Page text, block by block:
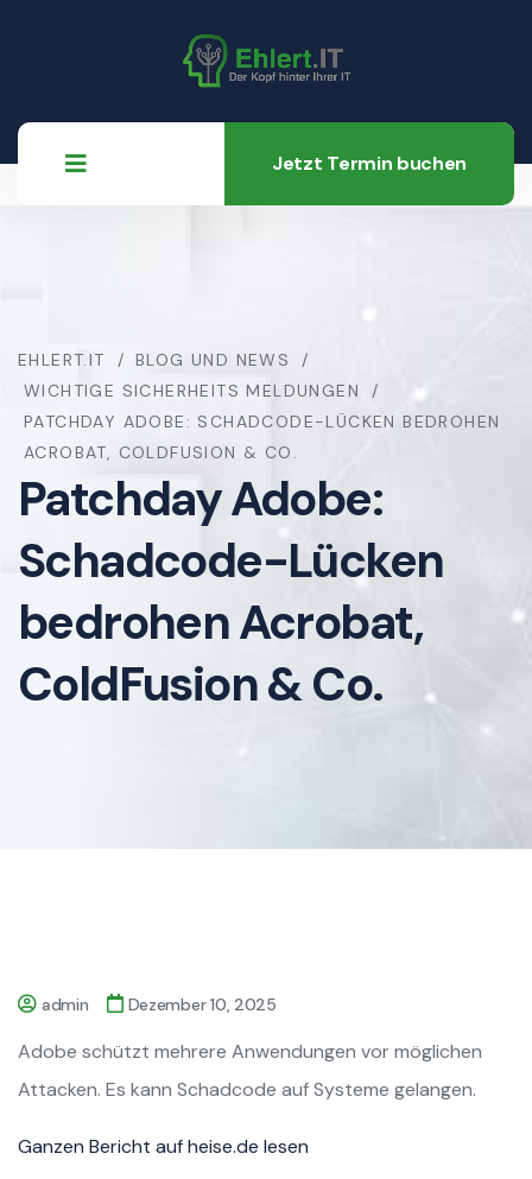
Jetzt Termin buchen
EHLERT.IT
BLOG UND NEWS
WICHTIGE SICHERHEITS MELDUNGEN
PATCHDAY ADOBE: SCHADCODE-LÜCKEN BEDROHEN
ACROBAT, COLDFUSION & CO.
Patchday Adobe:
Schadcode-Lücken
bedrohen Acrobat,
ColdFusion & Co.
admin Dezember 10, 2025
Adobe schützt mehrere Anwendungen vor möglichen
Attacken. Es kann Schadcode auf Systeme gelangen.
Ganzen Bericht auf heise.de lesen